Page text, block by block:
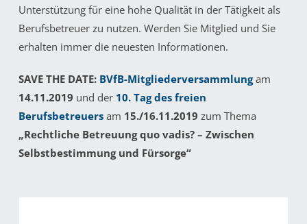
Unterstützung für eine hohe Qualität in der Tätigkeit als
Berufsbetreuer zu nutzen. Werden Sie Mitglied und Sie
erhalten immer die neuesten Informationen.
SAVE THE DATE: BVfB-Mitgliederversammlungam
14.11.2019 und der 10. Tag des freien
Berufsbetreuersam 15./16.11.2019 zum Thema
„Rechtliche Betreuung quo vadis? – Zwischen
Selbstbestimmung und Fürsorge“